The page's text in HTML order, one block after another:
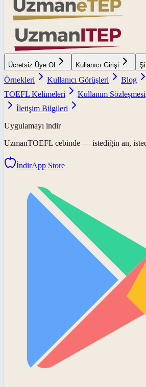
Ücretsiz Üye Ol Kullanıcı Girişi
Örnekleri
Kullanıcı Görüşleri Blog
TOEFL Kelimeleri
Kullanım Sözleşmesi
İletişim Bilgileri
Uygulamayı indir
UzmanTOEFL cebinde — istediğin an,
İndirApp Store